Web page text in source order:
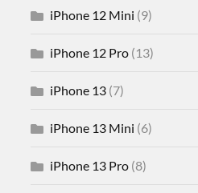
iPhone 12 Mini (9)
iPhone 12 Pro (13)
iPhone 13 (7)
iPhone 13 Mini (6)
iPhone 13 Pro (8)